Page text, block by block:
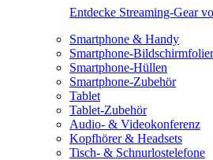
Entdecke Streaming-Gear
Smartphone & Handy
Smartphone-
Smartphone-Hüllen
Smartphone-Zubehör
Tablet
Tablet-Zubehör
Audio- & Videokonferenz
Kopfhörer & Headsets
Tisch- & Schnurlostelefone